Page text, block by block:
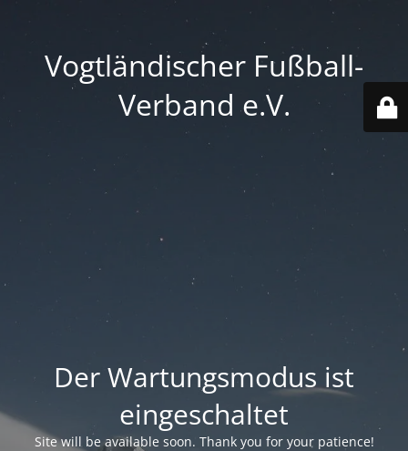
Vogtländischer Fußball-
Verband e.V.
Der Wartungsmodus ist
eingeschaltet
Site will be available soon. Thank you for your patience!